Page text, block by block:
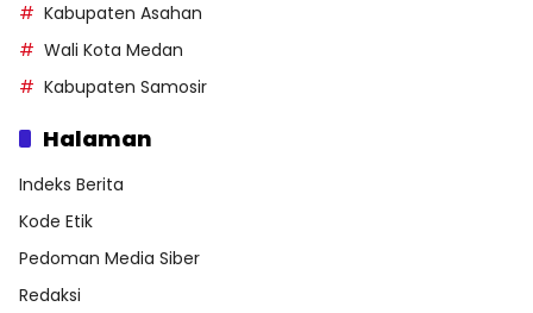
Kabupaten Asahan
Wali Kota Medan
Kabupaten Samosir
Halaman
Indeks Berita
Kode Etik
Pedoman Media Siber
Redaksi